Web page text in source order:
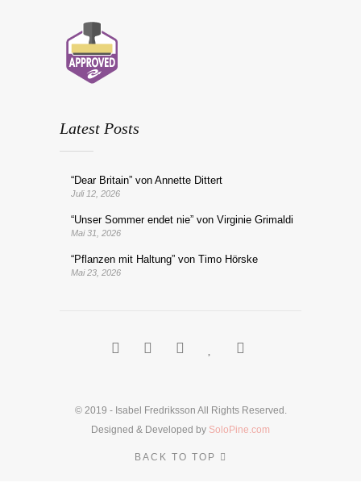
Latest Posts
“Dear Britain” von Annette Dittert
Juli 12, 2026
“Unser Sommer endet nie” von Virginie Grimaldi
Mai 31, 2026
“Pflanzen mit Haltung” von Timo Hörske
Mai 23, 2026
© 2019 - Isabel Fredriksson All Rights Reserved.
Designed & Developed by SoloPine.com
BACK TO TOP